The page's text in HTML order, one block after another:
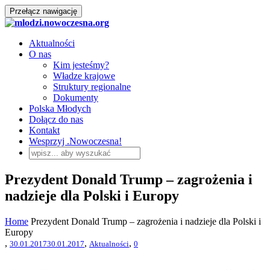
Przełącz nawigację
Aktualności
O nas
Kim jesteśmy?
Władze krajowe
Struktury regionalne
Dokumenty
Polska Młodych
Dołącz do nas
Kontakt
Wesprzyj .Nowoczesna!
Prezydent Donald Trump – zagrożenia i
nadzieje dla Polski i Europy
Home Prezydent Donald Trump – zagrożenia i nadzieje dla Polski i
Europy
, 30.01.201730.01.2017, Aktualności, 0